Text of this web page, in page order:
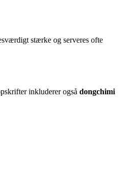
stærke og serveres ofte
inkluderer også dongchimi